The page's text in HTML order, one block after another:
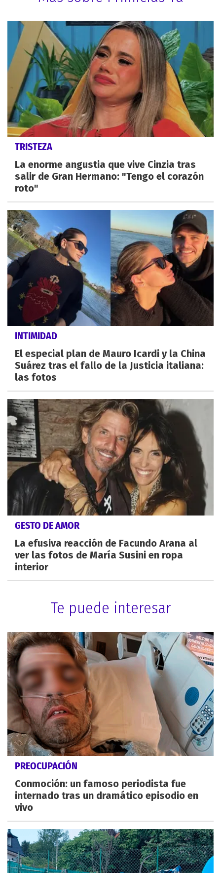
TRISTEZA
La enorme angustia que vive Cinzia tras
salir de Gran Hermano: "Tengo el corazón
roto"
INTIMIDAD
El especial plan de Mauro Icardi y la China
Suárez tras el fallo de la Justicia italiana:
las fotos
GESTO DE AMOR
La efusiva reacción de Facundo Arana al
ver las fotos de María Susini en ropa
interior
Te puede interesar
PREOCUPACIÓN
Conmoción: un famoso periodista fue
internado tras un dramático episodio en
vivo